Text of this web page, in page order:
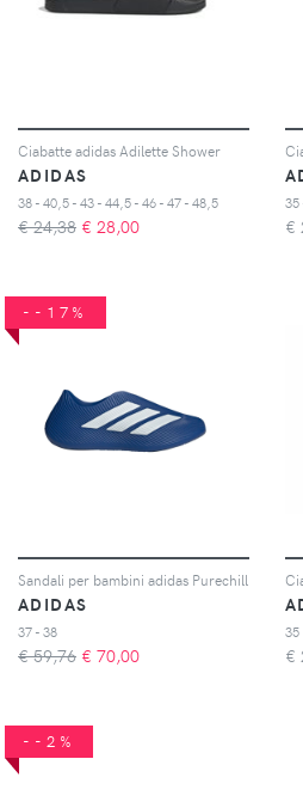
Ciabatte adidas Adilette Shower
ADIDAS
38 - 40,5 - 43 - 44,5 - 46 - 47 - 48,5
€ 24,38 € 28,00
35
€
--17%
Sandali per bambini adidas Purechill
ADIDAS
37 - 38
€ 59,76 € 70,00
35
€
--2%